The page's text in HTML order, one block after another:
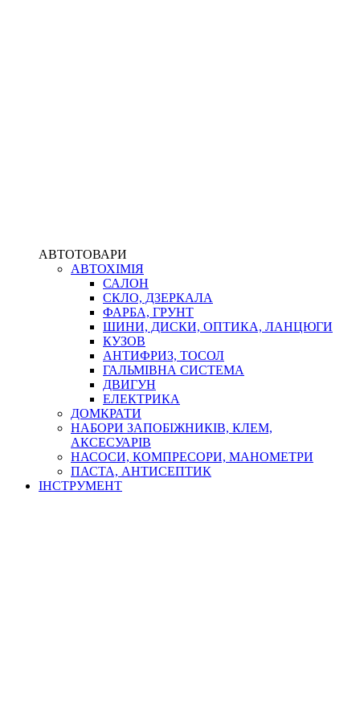
АВТОТОВАРИ
АВТОХІМІЯ
САЛОН
СКЛО, ДЗЕРКАЛА
ФАРБА, ГРУНТ
ШИНИ, ДИСКИ, ОПТИКА, ЛАНЦЮГИ
КУЗОВ
АНТИФРИЗ, ТОСОЛ
ГАЛЬМІВНА СИСТЕМА
ДВИГУН
ЕЛЕКТРИКА
ДОМКРАТИ
НАБОРИ ЗАПОБІЖНИКІВ, КЛЕМ,
АКСЕСУАРІВ
НАСОСИ, КОМПРЕСОРИ, МАНОМЕТРИ
ПАСТА, АНТИСЕПТИК
ІНСТРУМЕНТ